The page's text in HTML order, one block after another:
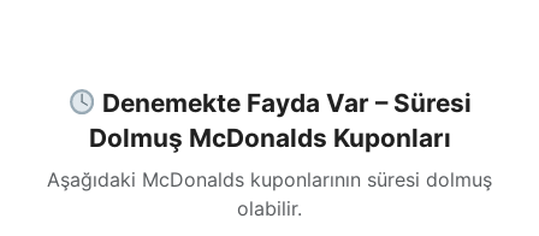
Denemekte Fayda Var – Süresi
Dolmuş McDonalds Kuponları
Aşağıdaki McDonalds kuponlarının süresi dolmuş
olabilir.